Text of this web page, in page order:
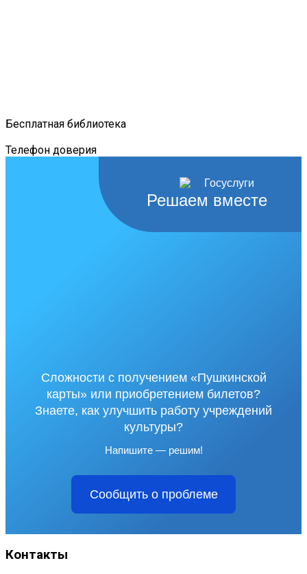
Бесплатная библиотека
Телефон доверия
Решаем вместе
Сложности с получением «Пушкинской
карты» или приобретением билетов?
Знаете, как улучшить работу учреждений
культуры?
Напишите — решим!
Сообщить о проблеме
Контакты